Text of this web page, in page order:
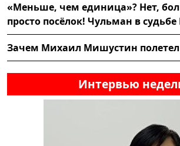
«Меньше, чем единица»? Нет,
просто посёлок! Чульман в судьбе
Зачем Михаил Мишустин полетел
Интервью